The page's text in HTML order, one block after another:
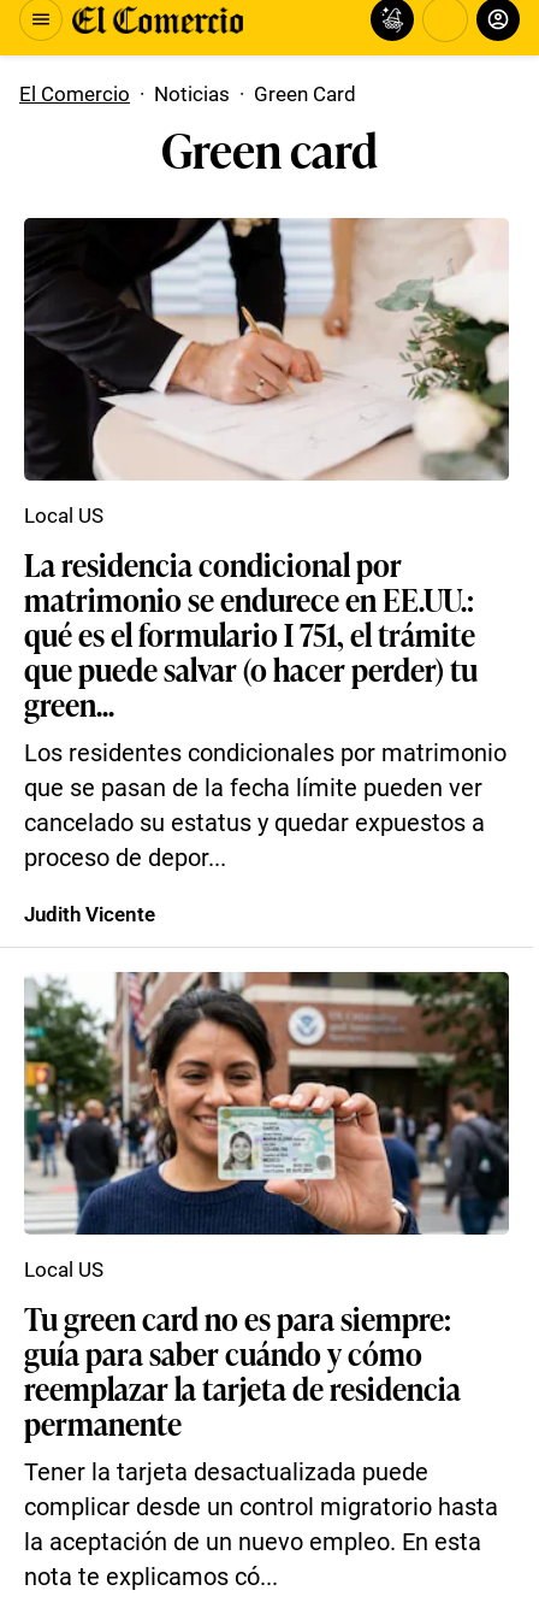
El Comercio · Noticias · Green Card
Green card
La residencia condicional por
matrimonio se endurece en EE.UU.:
qué es el formulario I 751, el trámite
que puede salvar (o hacer perder) tu
green...
Los residentes condicionales por matrimonio
que se pasan de la fecha límite pueden ver
cancelado su estatus y quedar expuestos a
proceso de depor...
Local US
Judith Vicente
Tu green card no es para siempre:
guía para saber cuándo y cómo
reemplazar la tarjeta de residencia
permanente
Tener la tarjeta desactualizada puede
complicar desde un control migratorio hasta
la aceptación de un nuevo empleo. En esta
nota te explicamos có...
Local US